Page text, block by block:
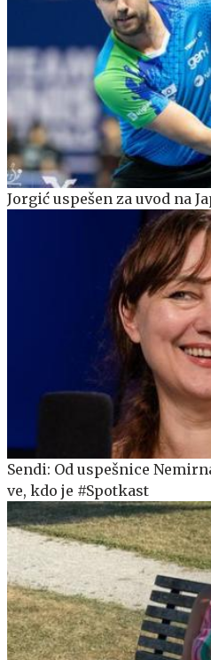
Jorgić uspešen za uvod na
Sendi: Od uspešnice
ve, kdo je #Spotkast